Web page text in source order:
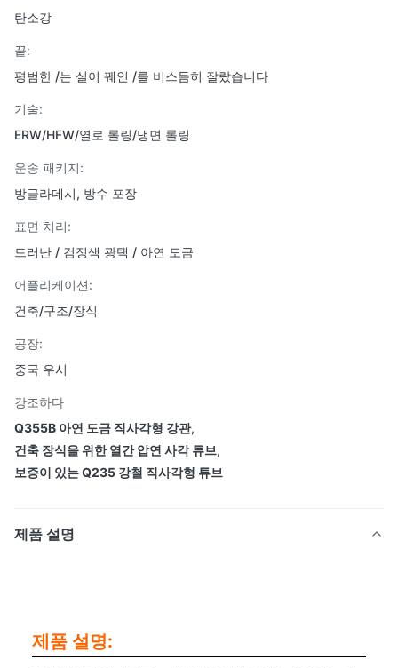
탄소강
끝:
평범한 /는 실이 꿰인 /를 비스듬히 잘랐습니다
기술:
ERW/HFW/열로 롤링/냉면 롤링
운송 패키지:
방글라데시, 방수 포장
표면 처리:
드러난 / 검정색 광택 / 아연 도금
어플리케이션:
건축/구조/장식
공장:
중국 우시
강조하다
Q355B 아연 도금 직사각형 강관,
건축 장식을 위한 열간 압연 사각 튜브,
보증이 있는 Q235 강철 직사각형 튜브
제품 설명
제품 설명: